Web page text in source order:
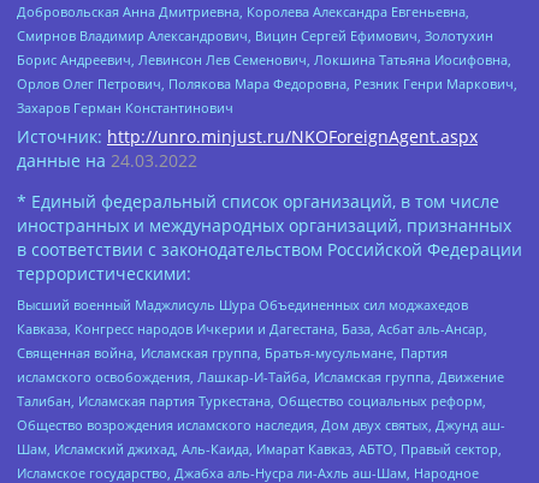
Добровольская Анна Дмитриевна, Королева Александра Евгеньевна,
Смирнов Владимир Александрович, Вицин Сергей Ефимович, Золотухин
Борис Андреевич, Левинсон Лев Семенович, Локшина Татьяна Иосифовна,
Орлов Олег Петрович, Полякова Мара Федоровна, Резник Генри Маркович,
Захаров Герман Константинович
Источник: http://unro.minjust.ru/NKOForeignAgent.aspx
данные на 24.03.2022
* Единый федеральный список организаций, в том числе
иностранных и международных организаций, признанных
в соответствии с законодательством Российской Федерации
террористическими:
Высший военный Маджлисуль Шура Объединенных сил моджахедов
Кавказа, Конгресс народов Ичкерии и Дагестана, База, Асбат аль-Ансар,
Священная война, Исламская группа, Братья-мусульмане, Партия
исламского освобождения, Лашкар-И-Тайба, Исламская группа, Движение
Талибан, Исламская партия Туркестана, Общество социальных реформ,
Общество возрождения исламского наследия, Дом двух святых, Джунд аш-
Шам, Исламский джихад, Аль-Каида, Имарат Кавказ, АБТО, Правый сектор,
Исламское государство, Джабха аль-Нусра ли-Ахль аш-Шам, Народное